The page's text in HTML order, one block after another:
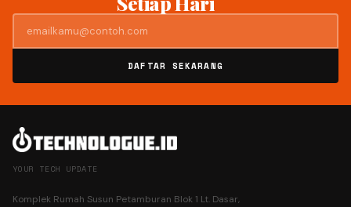
DAFTAR SEKARANG
YOUR TECH UPDATE
Komplek Rumah Susun Petamburan Blok 1 Lt. Dasar,